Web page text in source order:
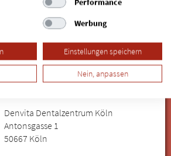
0211 - 7393658
Skoulatos
Denvita Dentalzentrum Köln
Antonsgasse 1
50667 Köln
Werbung
Einstellungen speichern
Nein, anpassen